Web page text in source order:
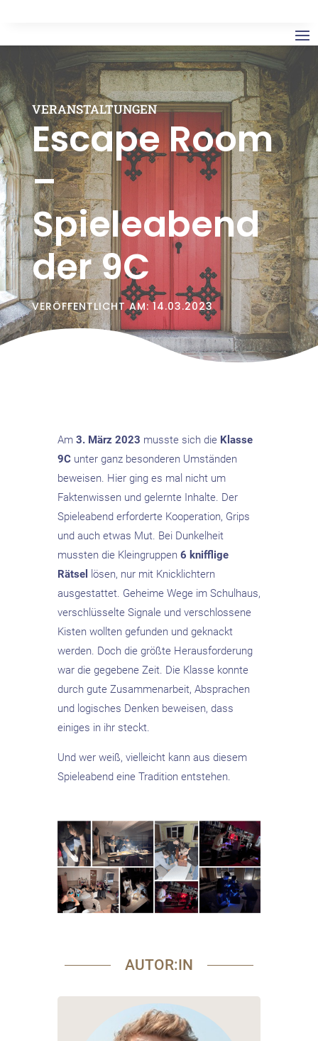
VERANSTALTUNGEN
Escape Room
–
Spieleabend
der 9C
VERÖFFENTLICHT AM: 14.03.2023
Am 3. März 2023 musste sich die Klasse
9Cunter ganz besonderen Umständen
beweisen. Hier ging es mal nicht um
Faktenwissen und gelernte Inhalte. Der
Spieleabend erforderte Kooperation, Grips
und auch etwas Mut. Bei Dunkelheit
mussten die Kleingruppen 6 knifflige
Rätsel
lösen, nur mit Knicklichtern
ausgestattet. Geheime Wege im Schulhaus,
verschlüsselte Signale und verschlossene
Kisten wollten gefunden und geknackt
werden. Doch die größte Herausforderung
war die gegebene Zeit. Die Klasse konnte
durch gute Zusammenarbeit, Absprachen
und logisches Denken beweisen, dass
einiges in ihr steckt.
Und wer weiß, vielleicht kann aus diesem
Spieleabend eine Tradition entstehen.
AUTOR:IN